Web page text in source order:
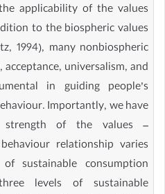
applicability of the values
to the biospheric values
1994), many nonbiospheric
universalism, and
in guiding people’s
Importantly, we have
strength of the values –
relationship varies
sustainable consumption
levels of sustainable